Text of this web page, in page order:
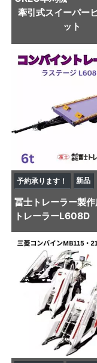
牽引式スイーパー
ット
予約承ります！ 新品
冨士トレーラー製
トレーラーL608D